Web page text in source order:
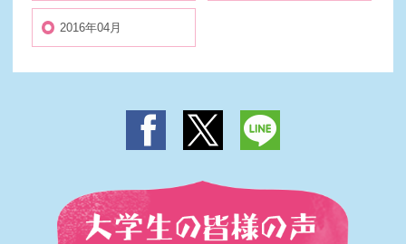
2016年04月